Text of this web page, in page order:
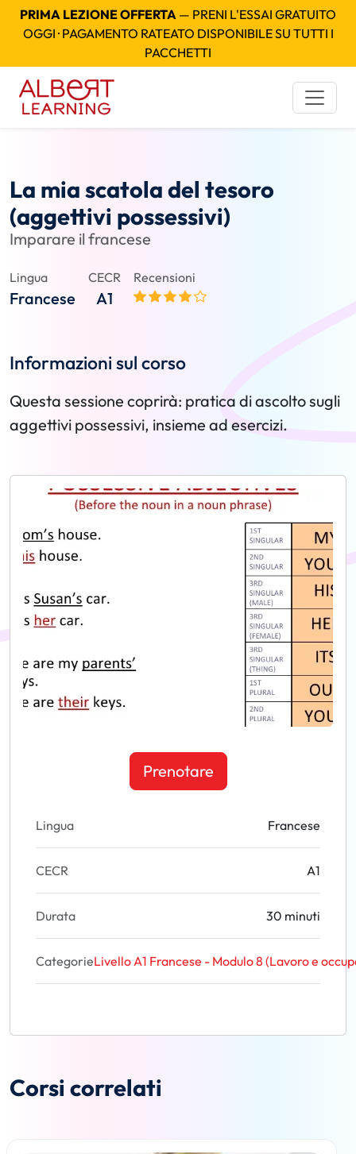
PRIMA LEZIONE OFFERTA — PRENI L'ESSAI GRATUITO
OGGI · PAGAMENTO RATEATO DISPONIBILE SU TUTTI I
PACCHETTI
La mia scatola del tesoro
(aggettivi possessivi)
Imparare il francese
Lingua
Francese
CECR
A1
Recensioni
Informazioni sul corso
Questa sessione coprirà: pratica di ascolto sugli
aggettivi possessivi, insieme ad esercizi.
Prenotare
Lingua Francese
CECR A1
Durata 30 minuti
CategorieLivello A1 Francese - Modulo 8 (Lavoro e
Corsi correlati